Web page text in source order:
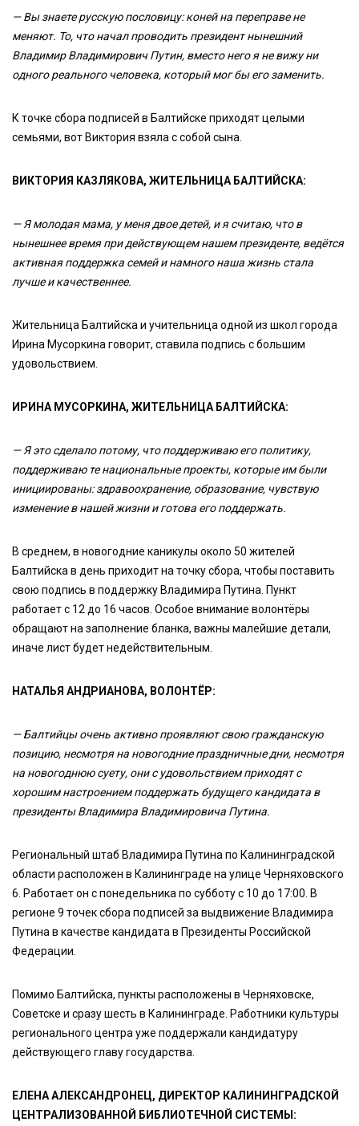
— Вы знаете русскую пословицу: коней на переправе не
меняют. То, что начал проводить президент нынешний
Владимир Владимирович Путин, вместо него я не вижу ни
одного реального человека, который мог бы его заменить.
К точке сбора подписей в Балтийске приходят целыми
семьями, вот Виктория взяла с собой сына.
ВИКТОРИЯ КАЗЛЯКОВА, ЖИТЕЛЬНИЦА БАЛТИЙСКА:
— Я молодая мама, у меня двое детей, и я считаю, что в
нынешнее время при действующем нашем президенте, ведётся
активная поддержка семей и намного наша жизнь стала
лучше и качественнее.
Жительница Балтийска и учительница одной из школ города
Ирина Мусоркина говорит, ставила подпись с большим
удовольствием.
ИРИНА МУСОРКИНА, ЖИТЕЛЬНИЦА БАЛТИЙСКА:
— Я это сделало потому, что поддерживаю его политику,
поддерживаю те национальные проекты, которые им были
инициированы: здравоохранение, образование, чувствую
изменение в нашей жизни и готова его поддержать.
В среднем, в новогодние каникулы около 50 жителей
Балтийска в день приходит на точку сбора, чтобы поставить
свою подпись в поддержку Владимира Путина. Пункт
работает с 12 до 16 часов. Особое внимание волонтёры
обращают на заполнение бланка, важны малейшие детали,
иначе лист будет недействительным.
НАТАЛЬЯ АНДРИАНОВА, ВОЛОНТЁР:
— Балтийцы очень активно проявляют свою гражданскую
позицию, несмотря на новогодние праздничные дни, несмотря
на новогоднюю суету, они с удовольствием приходят с
хорошим настроением поддержать будущего кандидата в
президенты Владимира Владимировича Путина.
Региональный штаб Владимира Путина по Калининградской
области расположен в Калининграде на улице Черняховского
6. Работает он с понедельника по субботу с 10 до 17:00. В
регионе 9 точек сбора подписей за выдвижение Владимира
Путина в качестве кандидата в Президенты Российской
Федерации.
Помимо Балтийска, пункты расположены в Черняховске,
Советске и сразу шесть в Калининграде. Работники культуры
регионального центра уже поддержали кандидатуру
действующего главу государства.
ЕЛЕНА АЛЕКСАНДРОНЕЦ, ДИРЕКТОР КАЛИНИНГРАДСКОЙ
ЦЕНТРАЛИЗОВАННОЙ БИБЛИОТЕЧНОЙ СИСТЕМЫ: